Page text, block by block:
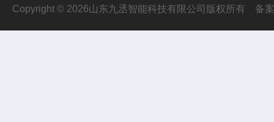
Copyright © 2026山东九丞智能科技有限公司版权所有 备